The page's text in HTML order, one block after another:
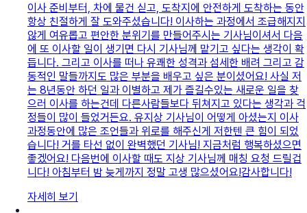
이사 준비부터, 차에 물건 싣고, 도착지에 안전하게 도착하는 동안
항상 친절하게 잘 도와주셨습니다! 이사하는 과정에서 조급해지지
않게 여유롭고 편안한 분위기를 만들어주시는 기사님이셔서 다음
에 또 이사할 일이 생기면 다시 기사님께 맡기고 싶다는 생각이 확
듭니다. 그리고 이사를 떠나 유쾌한 성격과 섬세한 배려 그리고 감
동적인 말들까지도 많은 부분을 배우고 싶은 분이셨어요! 사실 저
는 8년동안 하던 일과 이별하고 제가 즐길수있는 새로운 일을 찾
으러 이사를 하는건데 다른사람들보다 뒤쳐지고 있다는 생각과 걱
정들이 많이 들었거든요. 유지상 기사님이 어떻게 아셨는지 이사
과정동안에 많은 조언들과 위로를 해주신게 저한텐 큰 힘이 되었
습니다! 거를 타선 없이 완벽했던 기사님! 지금처럼 행복하셨으면
좋겠어요! 다음번에 이사할 때도 지상 기사님께 매칭 요청 드릴겁
니다! 아침부터 밤 늦게까지 정말 고생 많으셨어요!감사합니다!
자세히 보기